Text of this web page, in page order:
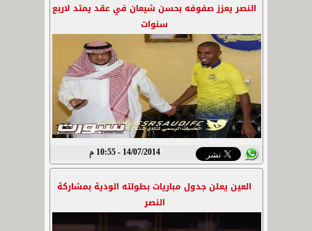
النصر يعزز صفوفه بحسن شيعان في عقد يمتد لاربع
سنوات
14/07/2014 - 10:55 م
العين يعلن جدول مباريات بطولته الودية بمشاركة
النصر